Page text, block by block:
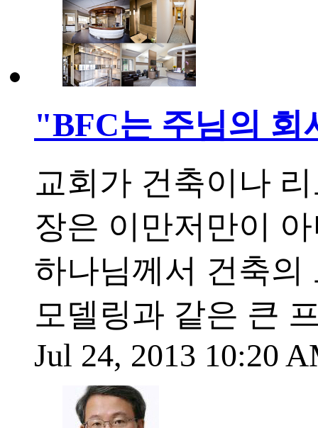
"BFC는 주님의 회
교회가 건축이나
장은 이만저만이
하나님께서 건축의
모델링과 같은 큰
Jul 24, 2013 10:20